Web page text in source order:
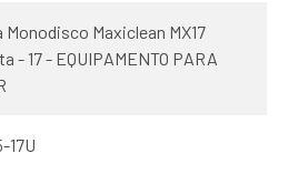
Monodisco Maxiclean MX17
- 17 - EQUIPAMENTO PARA
17U